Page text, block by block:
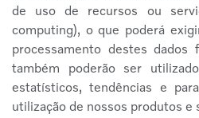
de uso de recursos ou
computing), o que poderá
processamento destes dados
também poderão ser
estatísticos, tendências e
utilização de nossos produtos e